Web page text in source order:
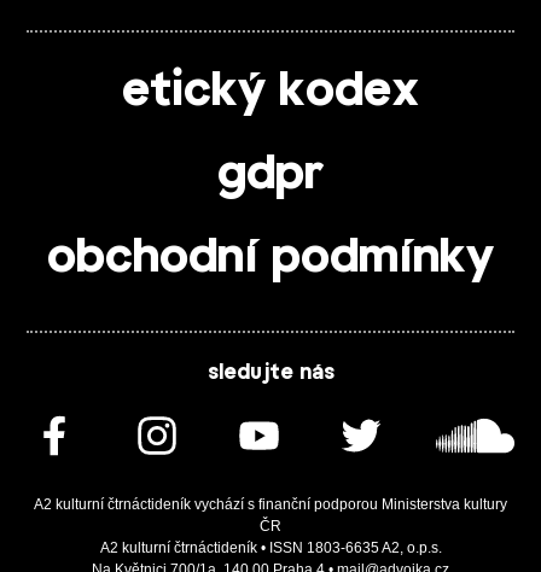
etický kodex
gdpr
obchodní podmínky
sledujte nás
A2 kulturní čtrnáctideník vychází s finanční podporou Ministerstva kultury
ČR
A2 kulturní čtrnáctideník • ISSN 1803-6635 A2, o.p.s.